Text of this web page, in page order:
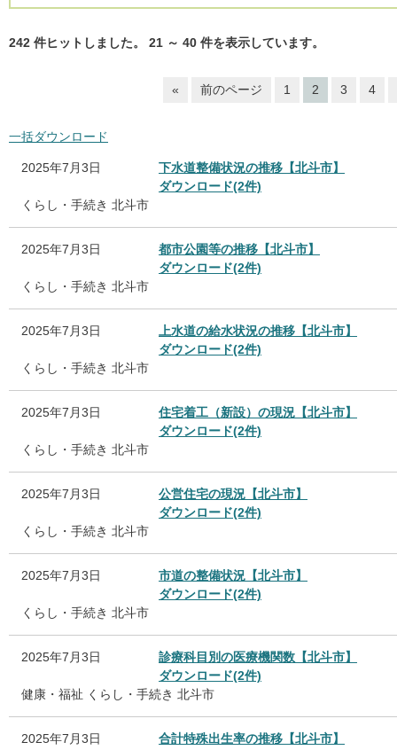
242 件ヒットしました。 21 ～ 40 件を表示しています。
« 前のページ 1 2 3 4
一括ダウンロード
2025年7月3日
下水道整備状況の推移【北斗市】
ダウンロード(2件)
くらし・手続き 北斗市
2025年7月3日
都市公園等の推移【北斗市】
ダウンロード(2件)
くらし・手続き 北斗市
2025年7月3日
上水道の給水状況の推移【北斗市】
ダウンロード(2件)
くらし・手続き 北斗市
2025年7月3日
住宅着工（新設）の現況【北斗市】
ダウンロード(2件)
くらし・手続き 北斗市
2025年7月3日
公営住宅の現況【北斗市】
ダウンロード(2件)
くらし・手続き 北斗市
2025年7月3日
市道の整備状況【北斗市】
ダウンロード(2件)
くらし・手続き 北斗市
2025年7月3日
診療科目別の医療機関数【北斗市】
ダウンロード(2件)
健康・福祉 くらし・手続き 北斗市
2025年7月3日
合計特殊出生率の推移【北斗市】